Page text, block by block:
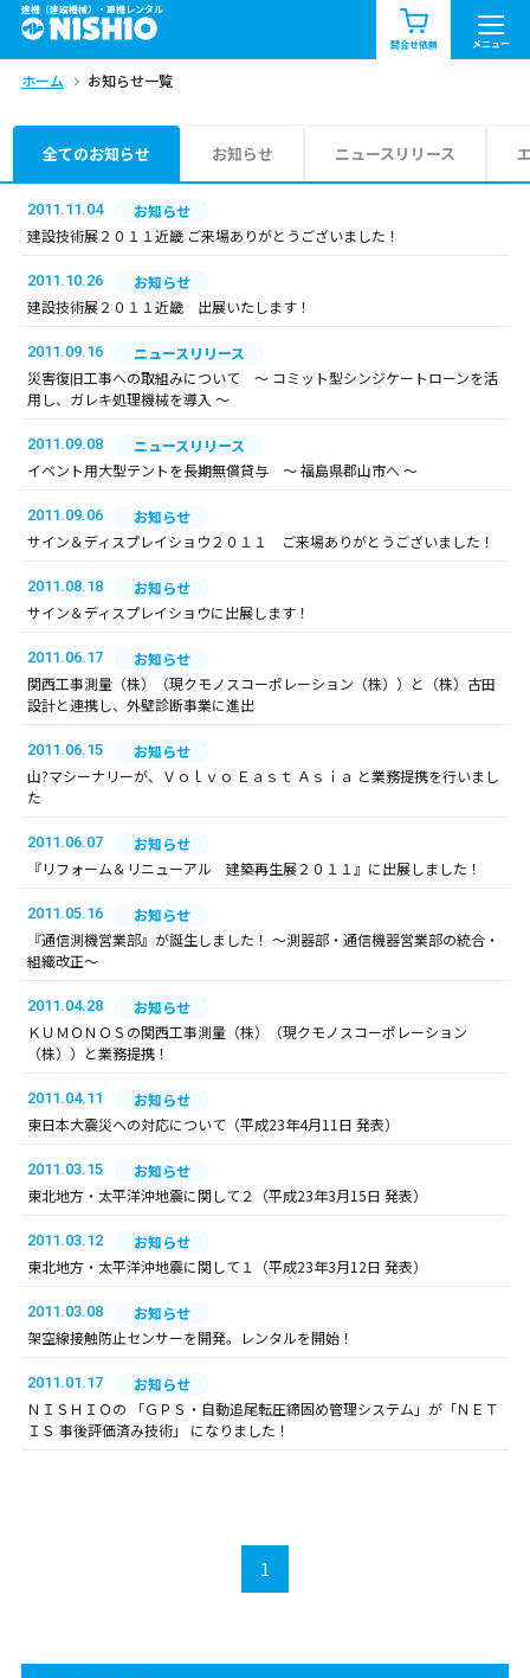
建機（建設機械）・重機レンタル
問合せ依頼 メニュー
商品一覧 お知らせ一覧
問合せ依頼リスト
エリア情報を見る
ホーム お知らせ一覧
全てのお知らせ お知らせ ニュースリリース
2011.11.04
お知らせ
建設技術展２０１１近畿 ご来場ありがとうございました！
2011.10.26
お知らせ
建設技術展２０１１近畿 出展いたします！
2011.09.16
ニュースリリース
災害復旧工事への取組みについて ～ コミット型シンジケートローンを活
用し、ガレキ処理機械を導入 ～
2011.09.08
ニュースリリース
イベント用大型テントを長期無償貸与 ～ 福島県郡山市へ ～
2011.09.06
お知らせ
サイン＆ディスプレイショウ２０１１ ご来場ありがとうございました！
2011.08.18
お知らせ
サイン＆ディスプレイショウに出展します！
2011.06.17
お知らせ
関西工事測量（株）（現クモノスコーポレーション（株））と（株）古田
設計と連携し、外壁診断事業に進出
2011.06.15
お知らせ
山?マシーナリーが、Ｖｏｌｖｏ Ｅａｓｔ Ａｓｉａ と業務提携を行いまし
た
2011.06.07
お知らせ
『リフォーム＆リニューアル 建築再生展２０１１』に出展しました！
2011.05.16
お知らせ
『通信測機営業部』が誕生しました！ ～測器部・通信機器営業部の統合・
組織改正～
2011.04.28
お知らせ
ＫＵＭＯＮＯＳの関西工事測量（株）（現クモノスコーポレーション
（株））と業務提携！
2011.04.11
お知らせ
東日本大震災への対応について（平成23年4月11日 発表）
2011.03.15
お知らせ
東北地方・太平洋沖地震に関して２（平成23年3月15日 発表）
2011.03.12
お知らせ
東北地方・太平洋沖地震に関して１（平成23年3月12日 発表）
2011.03.08
お知らせ
架空線接触防止センサーを開発。レンタルを開始！
2011.01.17
お知らせ
ＮＩＳＨＩＯの 「ＧＰＳ・自動追尾転圧締固め管理システム」が「ＮＥＴ
ＩＳ 事後評価済み技術」 になりました！
1